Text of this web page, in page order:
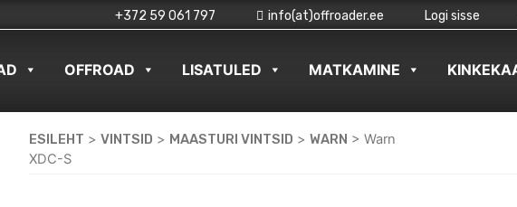
+372 59 061 797 info(at)offroader.ee Logi sisse
OFFROAD LISATULED MATKAMINE
ESILEHT >VINTSID > MAASTURI VINTSID >WARN >Warn
XDC-S